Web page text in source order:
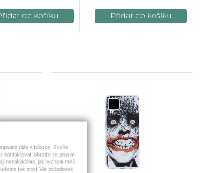
do košíku Přidat do košíku
níže v tabulce. Zvolte
kontaktovat, obraťte se prosím
nenakládáme, jak bychom měli,
tak moct Váš požadavek